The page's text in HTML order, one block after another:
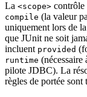
La <scope> contrôle
compile (la valeur
uniquement lors de
que JUnit ne soit
incluent provided
runtime
pilote JDBC). La
règles de portée sont